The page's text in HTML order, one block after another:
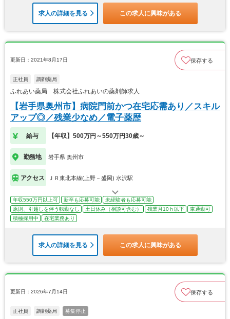
求人の詳細を見る この求人に興味がある
更新日：2021年8月17日 保存する
正社員 調剤薬局
ふれあい薬局 株式会社ふれあいの薬剤師求人
【岩手県奥州市】病院門前かつ在宅応需あり／スキル
アップ◎／残業少なめ／電子薬歴
給与 【年収】500万円～550万円30歳～
勤務地 岩手県 奥州市
アクセス ＪＲ東北本線(上野－盛岡) 水沢駅
年収550万円以上可 新卒も応募可能
未経験者も応募可能
原則、引越しを伴う転勤なし
土日休み（相談可含む） 残業月10ｈ以下
車通勤可
積極採用中
在宅業務あり
求人の詳細を見る この求人に興味がある
更新日：2026年7月14日 保存する
正社員 調剤薬局 募集停止